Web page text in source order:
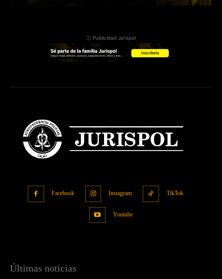
ⓘ Publicidad Jurispol
Facebook Instagram TikTok
Youtube
Últimas noticias